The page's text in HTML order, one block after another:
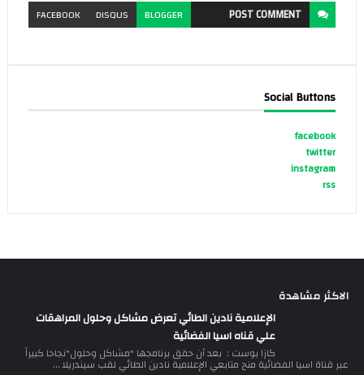
POSTCOMMENT
BLOGGER
DISQUS
FACEBOOK
Social Buttons
facebook
twitter
instagram
rss
الاكثر مشاهدة
الإعلامية نادين الطائي تعرض مشاكل وحلول المراهقات
علي قناه اسيا الفضائية
كازا بوست : بعد أن حقق برنامجها "مشاكل وحلول"نجاحا كبيراً
عبر قناة اسيا الفضائية منح متابعي الإعلامية نادين الطائي لقب سيندريلا ...